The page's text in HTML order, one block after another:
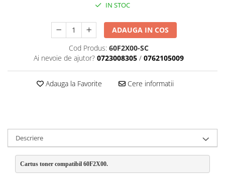
IN STOC
ADAUGA IN COS
Cod Produs: 60F2X00-SC
Ai nevoie de ajutor? 0723008305 / 0762105009
Adauga la Favorite Cere informatii
Descriere
Cartus toner compatibil 60F2X00.